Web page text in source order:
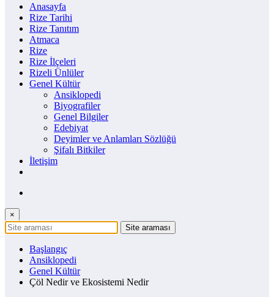
Anasayfa
Rize Tarihi
Rize Tanıtım
Atmaca
Rize
Rize İlçeleri
Rizeli Ünlüler
Genel Kültür
Ansiklopedi
Biyografiler
Genel Bilgiler
Edebiyat
Deyimler ve Anlamları Sözlüğü
Şifalı Bitkiler
İletişim
×
Başlangıç
Ansiklopedi
Genel Kültür
Çöl Nedir ve Ekosistemi Nedir